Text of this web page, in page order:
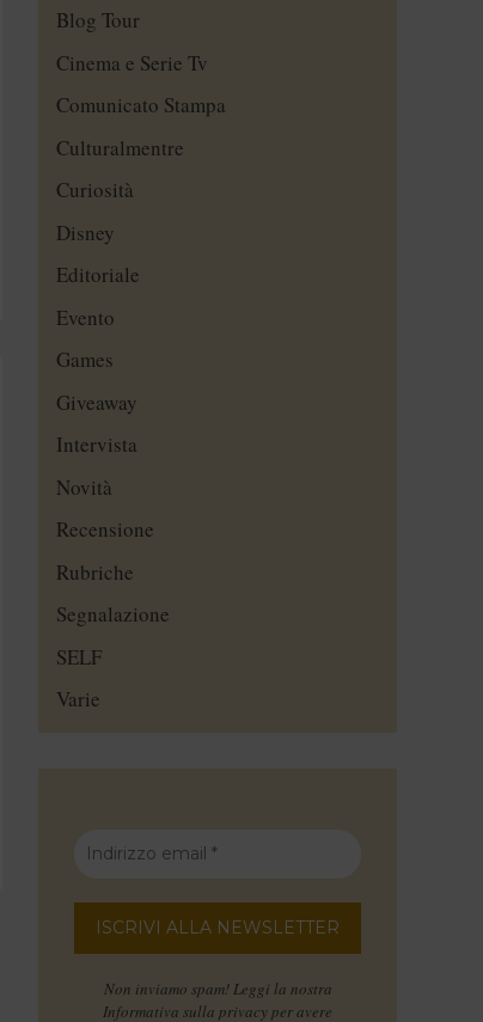
Blog Tour
Cinema e Serie Tv
Comunicato Stampa
Culturalmentre
Curiosità
Disney
Editoriale
Evento
Games
Giveaway
Intervista
Novità
Recensione
Rubriche
Segnalazione
SELF
Varie
Non inviamo spam! Leggi la nostra
Informativa sulla privacy per avere